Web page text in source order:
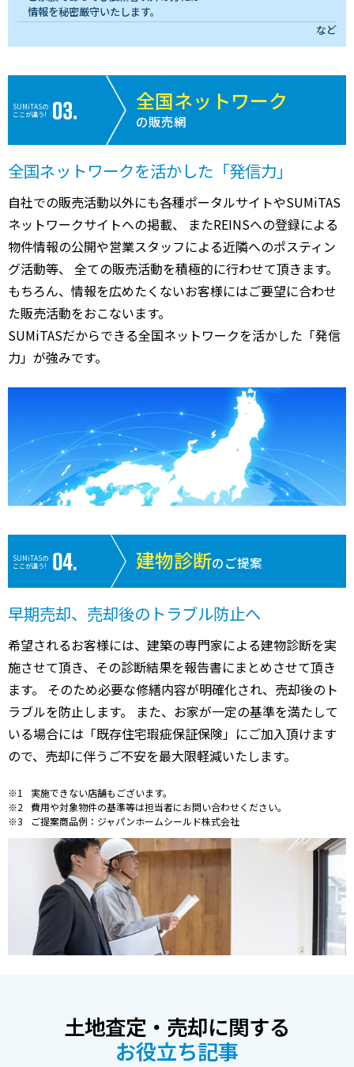
情報を秘密厳守いたします。
など
SUMiTASの
ここが違う!
全国ネットワーク
の販売網
全国ネットワークを活かした「発信力」
自社での販売活動以外にも各種ポータルサイトやSUMiTAS
ネットワークサイトへの掲載、 またREINSへの登録による
物件情報の公開や営業スタッフによる近隣へのポスティン
グ活動等、 全ての販売活動を積極的に行わせて頂きます。
もちろん、情報を広めたくないお客様にはご要望に合わせ
た販売活動をおこないます。
SUMiTASだからできる全国ネットワークを活かした「発信
力」が強みです。
SUMiTASの
ここが違う!
建物診断のご提案
早期売却、売却後のトラブル防止へ
希望されるお客様には、建築の専門家による建物診断を実
施させて頂き、その診断結果を報告書にまとめさせて頂き
ます。 そのため必要な修繕内容が明確化され、売却後のト
ラブルを防止します。 また、お家が一定の基準を満たして
いる場合には「既存住宅瑕疵保証保険」にご加入頂けます
ので、売却に伴うご不安を最大限軽減いたします。
実施できない店舗もございます。
費用や対象物件の基準等は担当者にお問い合わせください。
ご提案商品例：ジャパンホームシールド株式会社
土地査定・売却に関する
お役立ち記事